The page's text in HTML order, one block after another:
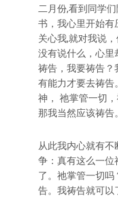
二月份,看到同学
书，我心里开始有
关心我,就对我说
没有说什么，心里
祷告，我要祷告？
有能力才要去祷告
神， 祂掌管一切
那我当然应该祷告。
从此我内心就有
争：真有这么一位
了。祂掌管一切
告。我祷告就可以